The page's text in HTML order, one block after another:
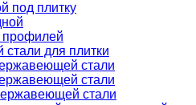
под плитку
профилей
для плитки
стали
стали
стали